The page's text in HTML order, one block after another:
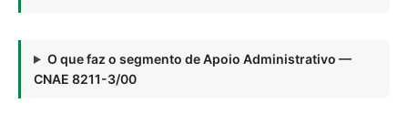
O que faz o segmento de Apoio Administrativo —
CNAE 8211-3/00